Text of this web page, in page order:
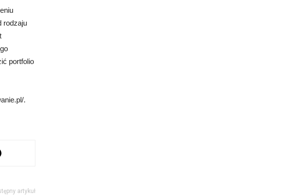
rodzaju
portfolio
.
artykuł